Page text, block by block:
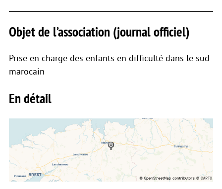
Objet de l’association (journal officiel)
Prise en charge des enfants en difficulté dans le sud
marocain
En détail